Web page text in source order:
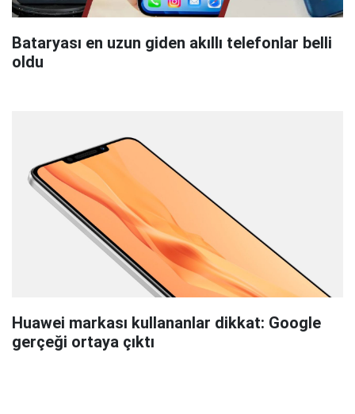
Bataryası en uzun giden akıllı telefonlar belli
oldu
Huawei markası kullananlar dikkat: Google
gerçeği ortaya çıktı